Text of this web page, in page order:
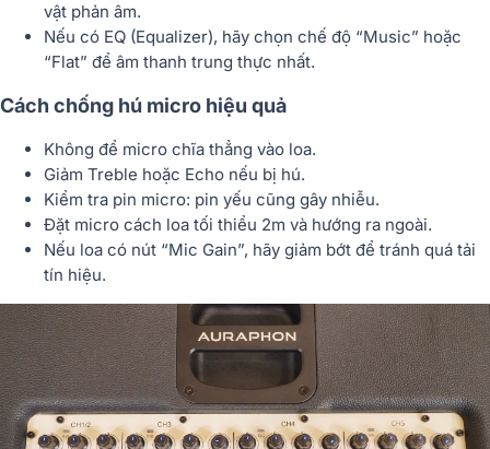
vật phản âm.
Nếu có EQ (Equalizer), hãy chọn chế độ “Music” hoặc
“Flat” để âm thanh trung thực nhất.
Cách chống hú micro hiệu quả
Không để micro chĩa thẳng vào loa.
Giảm Treble hoặc Echo nếu bị hú.
Kiểm tra pin micro: pin yếu cũng gây nhiễu.
Đặt micro cách loa tối thiểu 2m và hướng ra ngoài.
Nếu loa có nút “Mic Gain”, hãy giảm bớt để tránh quá tải
tín hiệu.